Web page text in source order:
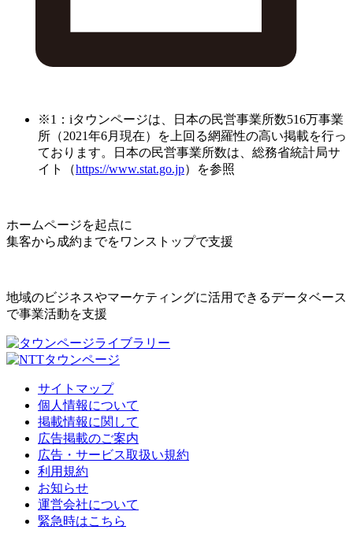
※1：iタウンページは、日本の民営事業所数516万事業
所（2021年6月現在）を上回る網羅性の高い掲載を行っ
ております。日本の民営事業所数は、総務省統計局サ
イト（https://www.stat.go.jp）を参照
ホームページを起点に
集客から成約までをワンストップで支援
地域のビジネスやマーケティングに活用できるデータベース
で事業活動を支援
サイトマップ
個人情報について
掲載情報に関して
広告掲載のご案内
広告・サービス取扱い規約
利用規約
お知らせ
運営会社について
緊急時はこちら